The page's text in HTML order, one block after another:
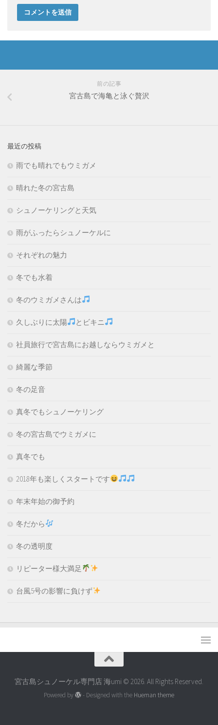
前の記事
宮古島で海亀と泳ぐ贅沢
最近の投稿
雨でも晴れでもウミガメ
晴れた冬の宮古島
シュノーケリングと天気
雨がふったらシュノーケルに
それぞれの魅力
冬でも水着
冬のウミガメさんは
久しぶりに太陽 とビキニ
社員旅行で宮古島にお越しならウミガメと
綺麗な季節
冬の足音
真冬でもシュノーケリング
冬の宮古島でウミガメに
真冬でも
2018年も楽しくスタートです
年末年始の御予約
冬だから
冬の透明度
リピーター様大満足
台風5号の影響に負けず
宮古島シュノーケル専門店 海umi © 2026. All Rights Reserved.
Powered by - Designed with the Hueman theme